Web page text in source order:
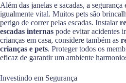
Além das janelas e sacadas, a segurança
igualmente vital. Muitos pets são
perigo de correr pelas escadas. Instalar
escadas internas pode evitar acidentes
crianças em casa, considere também as
crianças e pets. Proteger todos os
eficaz de garantir um ambiente
Investindo em Segurança